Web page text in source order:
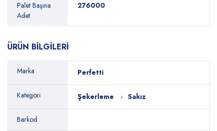
Palet Başına
Adet
276000
ÜRÜN BİLGİLERİ
Marka Perfetti
Kategori Şekerleme Sakız
Barkod